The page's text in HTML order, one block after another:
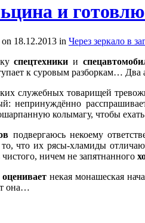
и
18.12.2013 in Через зеркало в
спецтехники и
к суровым разборкам… Два
служебных товарищей
непринуждённо
колымагу, чтобы
подвергаюсь некоему
что их рясы-хламиды
чистого, ничем не запятнанного
некая монашеская
она…